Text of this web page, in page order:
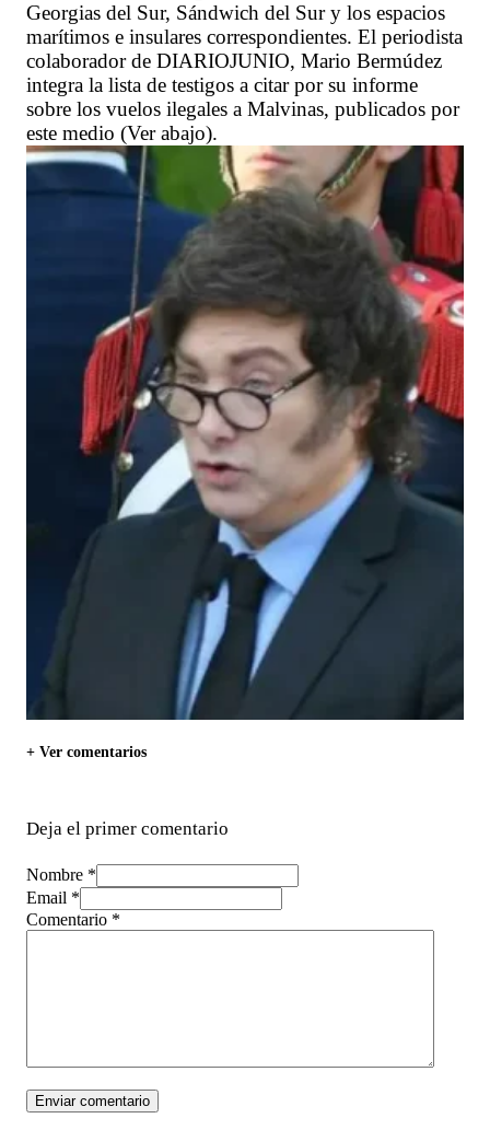
Georgias del Sur, Sándwich del Sur y los espacios
marítimos e insulares correspondientes. El periodista
colaborador de DIARIOJUNIO, Mario Bermúdez
integra la lista de testigos a citar por su informe
sobre los vuelos ilegales a Malvinas, publicados por
este medio (Ver abajo).
+ Ver comentarios
Deja el primer comentario
Nombre *
Email *
Comentario *